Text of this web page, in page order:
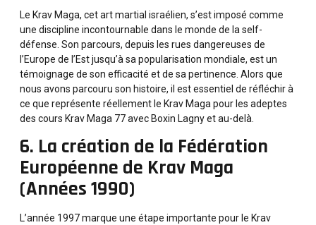
Le Krav Maga, cet art martial israélien, s’est imposé comme
une discipline incontournable dans le monde de la self-
défense. Son parcours, depuis les rues dangereuses de
l’Europe de l’Est jusqu’à sa popularisation mondiale, est un
témoignage de son efficacité et de sa pertinence. Alors que
nous avons parcouru son histoire, il est essentiel de réfléchir à
ce que représente réellement le Krav Maga pour les adeptes
des cours Krav Maga 77avec Boxin Lagny et au-delà.
6. La création de la Fédération
Européenne de Krav Maga
(Années 1990)
L’année 1997 marque une étape importante pour le Krav